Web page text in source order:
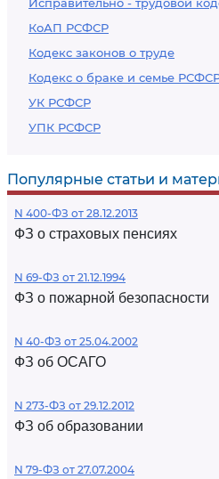
КоАП РСФСР
Кодекс законов о труде
Кодекс о браке и семье
УК РСФСР
УПК РСФСР
Популярные статьи и
N 400-ФЗ от 28.12.2013
ФЗ о страховых пенсиях
N 69-ФЗ от 21.12.1994
ФЗ о пожарной безопасности
N 40-ФЗ от 25.04.2002
ФЗ об ОСАГО
N 273-ФЗ от 29.12.2012
ФЗ об образовании
N 79-ФЗ от 27.07.2004